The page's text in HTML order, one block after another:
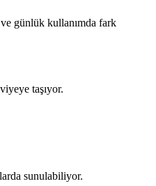
günlük kullanımda fark
taşıyor.
sunulabiliyor.